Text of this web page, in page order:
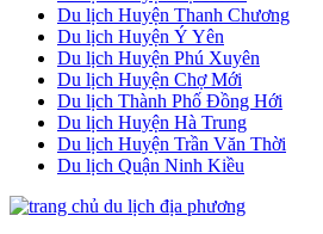
Du lịch Huyện Thanh Chương
Du lịch Huyện Ý Yên
Du lịch Huyện Phú Xuyên
Du lịch Huyện Chợ Mới
Du lịch Thành Phố Đồng Hới
Du lịch Huyện Hà Trung
Du lịch Huyện Trần Văn Thời
Du lịch Quận Ninh Kiều